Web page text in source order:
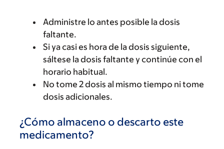
Administre lo antes posible la dosis
faltante.
Si ya casi es hora de la dosis siguiente,
sáltese la dosis faltante y continúe con el
horario habitual.
No tome 2 dosis al mismo tiempo ni tome
dosis adicionales.
¿Cómo almaceno o descarto este
medicamento?